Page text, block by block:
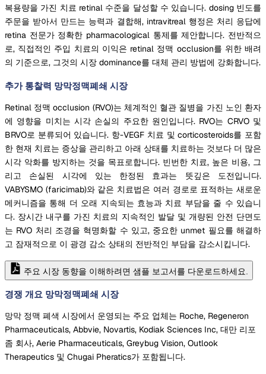
복용량을 가진 치료 retinal 수준을 달성할 수 있습니다. dosing 빈도를
주문을 받아서 만드는 능력과 결합해, intravitreal 행정은 처리 응답에
retina 전문가 정확한 pharmacological 통제를 제안합니다. 전반적으
로, 직접적인 주입 치료의 이익은 retinal 정맥 occlusion를 위한 배려
의 기준으로, 그것의 시장 dominance를 대체 관리 방법에 강화합니다.
추가 통찰력 망막정맥폐쇄 시장
Retinal 정맥 occlusion (RVO)는 체계적인 혈관 질병을 가진 노인 환자
에 영향을 미치는 시각 손실의 주요한 원인입니다. RVO는 CRVO 및
BRVO로 분류되어 있습니다. 항-VEGF 치료 및 corticosteroids를 포함
한 현재 치료는 증상을 관리하고 아래 상태를 치료하는 것보다 더 많은
시각 악화를 방지하는 것을 목표로합니다. 빈번한 치료, 높은 비용, 그
리고 손실된 시각에 있는 한정된 효과는 뜻깊은 도전입니다.
VABYSMO (faricimab)와 같은 치료법은 여러 경로로 표적하는 새로운
메커니즘을 통해 더 오래 지속되는 효능과 치료 부담을 줄 수 있습니
다. 장시간 내구를 가진 치료의 지속적인 발달 및 개량된 안전 단면도
는 RVO 처리 조경을 혁명화할 수 있고, 중요한 unmet 필요를 해결하
고 잠재적으로 이 광경 감소 상태의 전반적인 부담을 감소시킵니다.
주요 시장 동향을 이해하려면 샘플 보고서를 다운로드하세요.
경쟁 개요 망막정맥폐쇄 시장
망막 정맥 폐색 시장에서 운영되는 주요 업체는 Roche, Regeneron
Pharmaceuticals, Abbvie, Novartis, Kodiak Sciences Inc, 대만 리포
좀 회사, Aerie Pharmaceuticals, Greybug Vision, Outlook
Therapeutics 및 Chugai Pheratics가 포함됩니다.